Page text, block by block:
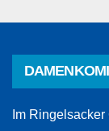
Im Ringelsacker